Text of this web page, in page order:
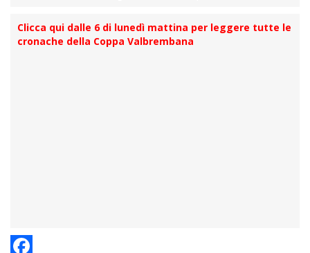
Clicca qui dalle 6 di lunedì mattina per leggere tutte le
cronache della Coppa Valbrembana